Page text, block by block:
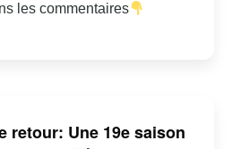
les commentaires
retour: Une 19e saison